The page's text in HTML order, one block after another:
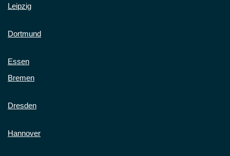
Leipzig
Dortmund
Essen
Bremen
Dresden
Hannover